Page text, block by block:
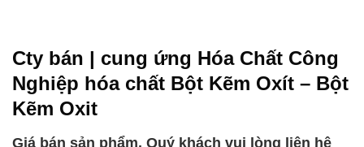
Cty bán | cung ứng Hóa Chất Công
Nghiệp hóa chất Bột Kẽm Oxít – Bột
Kẽm Oxit
Giá bán sản phẩm, Quý khách vui lòng liên hệ